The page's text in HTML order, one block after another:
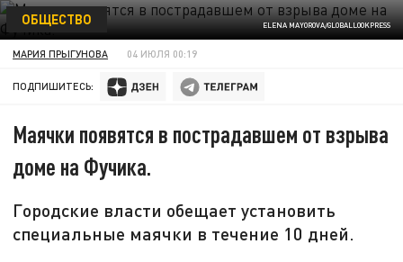
ELENA MAYOROVA/GLOBALLOOKPRESS
ОБЩЕСТВО
МАРИЯ ПРЫГУНОВА 04 ИЮЛЯ 00:19
ПОДПИШИТЕСЬ:
Маячки появятся в пострадавшем от взрыва
доме на Фучика.
Городские власти обещает установить
специальные маячки в течение 10 дней.